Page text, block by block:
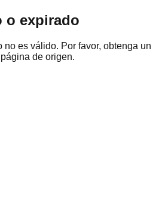
o expirado
no es válido. Por favor, obtenga un
de origen.